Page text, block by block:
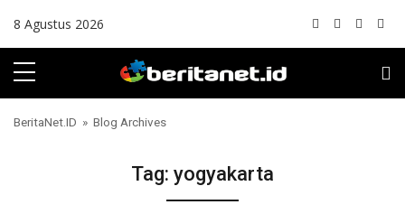
8 Agustus 2026
BeritaNet.ID » Blog Archives
Tag: yogyakarta